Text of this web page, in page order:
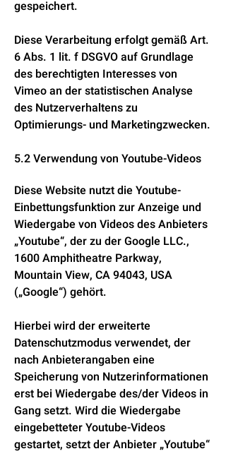
gespeichert.
Diese Verarbeitung erfolgt gemäß Art.
6 Abs. 1 lit. f DSGVO auf Grundlage
des berechtigten Interesses von
Vimeo an der statistischen Analyse
des Nutzerverhaltens zu
Optimierungs- und Marketingzwecken.
5.2 Verwendung von Youtube-Videos
Diese Website nutzt die Youtube-
Einbettungsfunktion zur Anzeige und
Wiedergabe von Videos des Anbieters
„Youtube“, der zu der Google LLC.,
1600 Amphitheatre Parkway,
Mountain View, CA 94043, USA
(„Google“) gehört.
Hierbei wird der erweiterte
Datenschutzmodus verwendet, der
nach Anbieterangaben eine
Speicherung von Nutzerinformationen
erst bei Wiedergabe des/der Videos in
Gang setzt. Wird die Wiedergabe
eingebetteter Youtube-Videos
gestartet, setzt der Anbieter „Youtube“